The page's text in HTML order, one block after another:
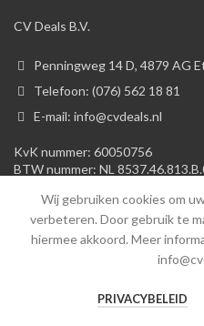
CV Deals B.V.
Penningweg 14 D, 4879 AG
Telefoon: (076) 562 18 81
E-mail: info@cvdeals.nl
KvK nummer: 60050756
BTW nummer: NL
Over ons|Klantenservice
Wij gebruiken cookies om
verbeteren. Door gebruik te
hiermee akkoord. Meer
PRIVACYBELEID